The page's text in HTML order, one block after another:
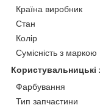
Країна виробник
Стан
Колір
Сумісність з маркою
Користувальницькі
Фарбування
Тип запчастини